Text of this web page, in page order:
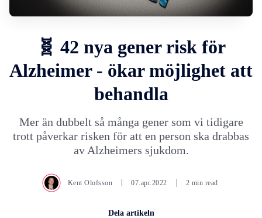
🧬 42 nya gener risk för
Alzheimer - ökar möjlighet att
behandla
Mer än dubbelt så många gener som vi tidigare
trott påverkar risken för att en person ska drabbas
av Alzheimers sjukdom.
Kent Olofsson 07.apr.2022 2 min read
Dela artikeln